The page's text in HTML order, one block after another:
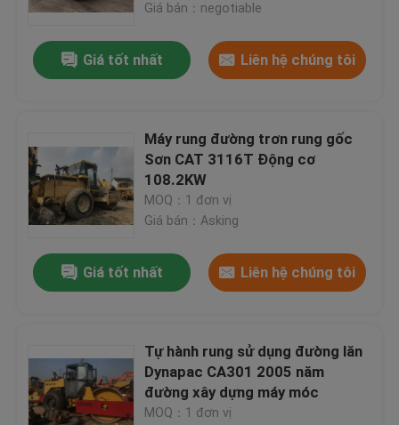
Giá bán：negotiable
Giá tốt nhất Liên hệ chúng tôi
Máy rung đường trơn rung gốc
Sơn CAT 3116T Động cơ
108.2KW
MOQ：1 đơn vị
Giá bán：Asking
Giá tốt nhất Liên hệ chúng tôi
Tự hành rung sử dụng đường lăn
Dynapac CA301 2005 năm
đường xây dựng máy móc
MOQ：1 đơn vị